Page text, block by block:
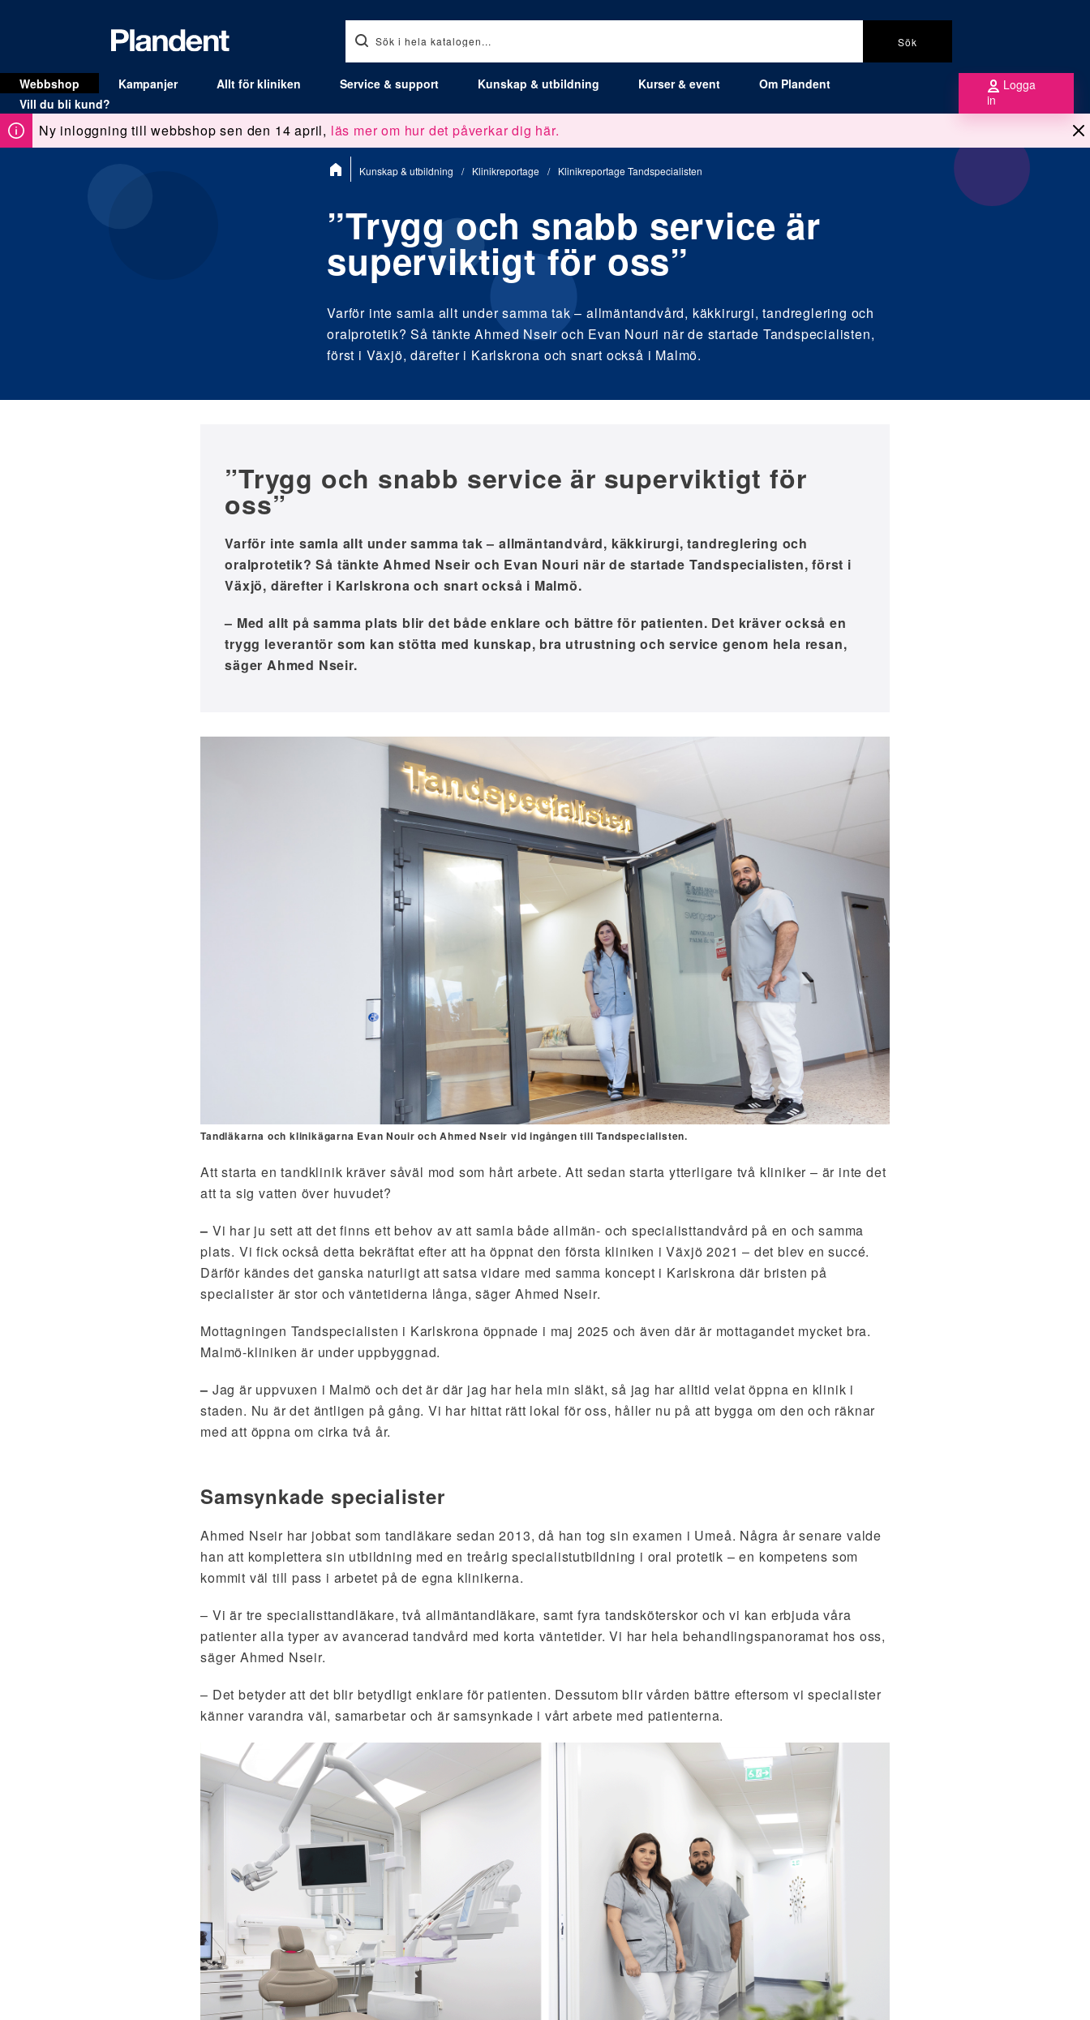
Sök
Webbshop Kampanjer Allt för kliniken Service & support Kunskap & utbildning Kurser & event
Om Plandent
Vill du bli kund?
Logga
in
Ny inloggning till webbshop sen den 14 april, läs mer om hur det påverkar dig här.
Du
är Kunskap & utbildning / Klinikreportage / Klinikreportage Tandspecialisten
”Trygg och snabb service är
superviktigt för oss”
Varför inte samla allt under samma tak – allmäntandvård, käkkirurgi, tandreglering och
oralprotetik? Så tänkte Ahmed Nseir och Evan Nouri när de startade Tandspecialisten,
först i Växjö, därefter i Karlskrona och snart också i Malmö.
”Trygg och snabb service är superviktigt för
oss”
Varför inte samla allt under samma tak – allmäntandvård, käkkirurgi, tandreglering och
oralprotetik? Så tänkte Ahmed Nseir och Evan Nouri när de startade Tandspecialisten, först i
Växjö, därefter i Karlskrona och snart också i Malmö.
– Med allt på samma plats blir det både enklare och bättre för patienten. Det kräver också en
trygg leverantör som kan stötta med kunskap, bra utrustning och service genom hela resan,
säger Ahmed Nseir.
Tandläkarna och klinikägarna Evan Nouir och Ahmed Nseir vid ingången till Tandspecialisten.
Att starta en tandklinik kräver såväl mod som hårt arbete. Att sedan starta ytterligare två kliniker – är inte det
att ta sig vatten över huvudet?
– Vi har ju sett att det finns ett behov av att samla både allmän- och specialisttandvård på en och samma
plats. Vi fick också detta bekräftat efter att ha öppnat den första kliniken i Växjö 2021 – det blev en succé.
Därför kändes det ganska naturligt att satsa vidare med samma koncept i Karlskrona där bristen på
specialister är stor och väntetiderna långa, säger Ahmed Nseir.
Mottagningen Tandspecialisten i Karlskrona öppnade i maj 2025 och även där är mottagandet mycket bra.
Malmö-kliniken är under uppbyggnad.
– Jag är uppvuxen i Malmö och det är där jag har hela min släkt, så jag har alltid velat öppna en klinik i
staden. Nu är det äntligen på gång. Vi har hittat rätt lokal för oss, håller nu på att bygga om den och räknar
med att öppna om cirka två år.
Samsynkade specialister
Ahmed Nseir har jobbat som tandläkare sedan 2013, då han tog sin examen i Umeå. Några år senare valde
han att komplettera sin utbildning med en treårig specialistutbildning i oral protetik – en kompetens som
kommit väl till pass i arbetet på de egna klinikerna.
– Vi är tre specialisttandläkare, två allmäntandläkare, samt fyra tandsköterskor och vi kan erbjuda våra
patienter alla typer av avancerad tandvård med korta väntetider. Vi har hela behandlingspanoramat hos oss,
säger Ahmed Nseir.
– Det betyder att det blir betydligt enklare för patienten. Dessutom blir vården bättre eftersom vi specialister
känner varandra väl, samarbetar och är samsynkade i vårt arbete med patienterna.